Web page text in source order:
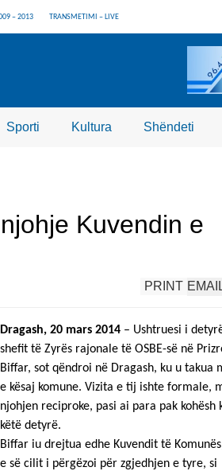
– 2013 TRANSMETIMI – LIVE
Sporti Kultura Shëndeti
Kuvendin e
PRINT
Dragash, 20 mars 2014 – Ushtruesi i
shefit të Zyrës rajonale të OSBE-së në
Biffar, sot qëndroi në Dragash, ku u takua
e kësaj komune. Vizita e tij ishte formale,
njohjen reciproke, pasi ai para pak kohësh
këtë detyrë.
Biffar iu drejtua edhe Kuvendit të
e së cilit i përgëzoi për zgjedhjen e tyre, si